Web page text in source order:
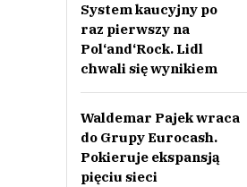
System kaucyjny po
raz pierwszy na
Pol‘and‘Rock. Lidl
chwali się wynikiem
Waldemar Pajek wraca
do Grupy Eurocash.
Pokieruje ekspansją
pięciu sieci